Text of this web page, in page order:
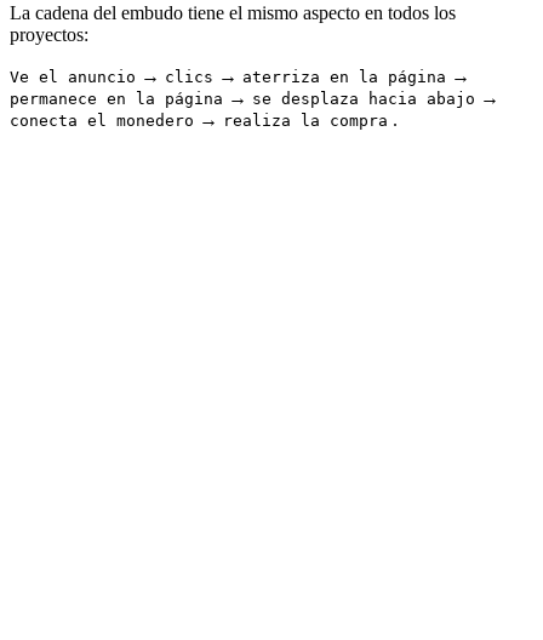
La cadena del embudo tiene el mismo aspecto en todos los
proyectos:
Ve el anuncio → clics → aterriza en la página →
permanece en la página → se desplaza hacia abajo →
conecta el monedero → realiza la compra .